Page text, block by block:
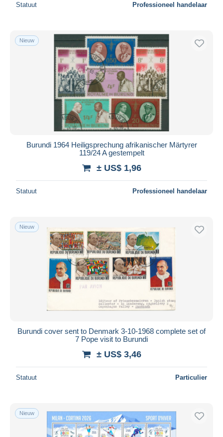
Statuut Professioneel handelaar
Nieuw
Burundi 1964 Heiligsprechung afrikanischer Märtyrer
119/24 A gestempelt
± US$ 1,96
Statuut Professioneel handelaar
Nieuw
Burundi cover sent to Denmark 3-10-1968 complete set of
7 Pope visit to Burundi
± US$ 3,46
Statuut Particulier
Nieuw